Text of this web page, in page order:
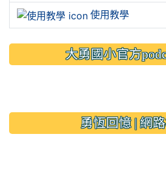
使用教學
大勇國小官方
勇恆回憶 | 網